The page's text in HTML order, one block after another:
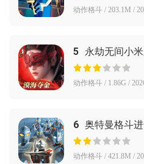
动作格斗 / 203.1M /
5 永劫无间小
动作格斗 / 1.86G /
6 奥特曼格斗
动作格斗 / 421.8M /